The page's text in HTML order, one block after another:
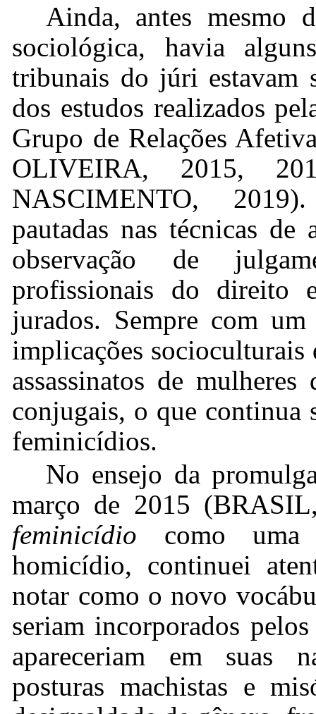
Ainda, antes mesmo
sociológica, havia
tribunais do júri estavam
dos estudos realizados
Grupo de Relações
OLIVEIRA, 2015,
NASCIMENTO, 2019).
pautadas nas técnicas de
observação de
profissionais do direito
jurados. Sempre com
implicações
assassinatos de
conjugais, o que continua
feminicídios.
No ensejo da
março de 2015
feminicídio como
homicídio, continuei
notar como o novo
seriam incorporados
apareceriam em suas
posturas machistas e